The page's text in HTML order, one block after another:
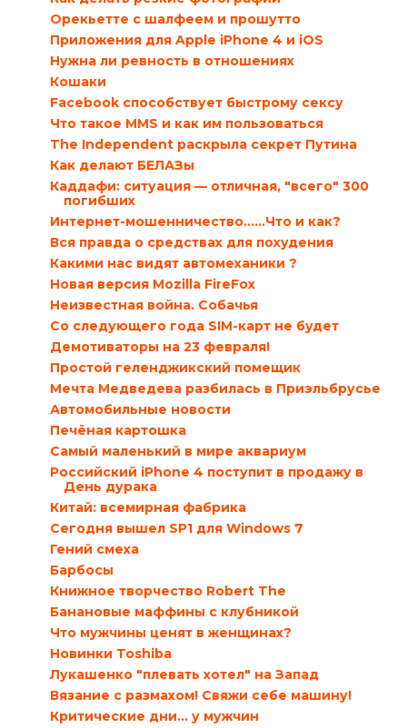
Орекьетте с шалфеем и прошутто
Приложения для Apple iPhone 4 и iOS
Нужна ли ревность в отношениях
Кошаки
Facebook способствует быстрому сексу
Что такое MMS и как им пользоваться
The Independent раскрыла секрет Путина
Как делают БЕЛАЗы
Каддафи: ситуация — отличная, "всего" 300
погибших
Интернет-мошенничество......Что и как?
Вся правда о средствах для похудения
Какими нас видят автомеханики ?
Новая версия Mozilla FireFox
Неизвестная война. Собачья
Со следующего года SIM-карт не будет
Демотиваторы на 23 февраля!
Простой геленджикский помещик
Мечта Медведева разбилась в Приэльбрусье
Автомобильные новости
Печёная картошка
Самый маленький в мире аквариум
Российский iPhone 4 поступит в продажу в
День дурака
Китай: всемирная фабрика
Сегодня вышел SP1 для Windows 7
Гений смеха
Барбосы
Книжное творчество Robert The
Банановые маффины с клубникой
Что мужчины ценят в женщинах?
Новинки Toshiba
Лукашенко "плевать хотел" на Запад
Вязание с размахом! Свяжи себе машину!
Критические дни… у мужчин